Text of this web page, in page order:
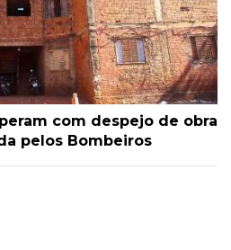
com despejo de obra
pelos Bombeiros